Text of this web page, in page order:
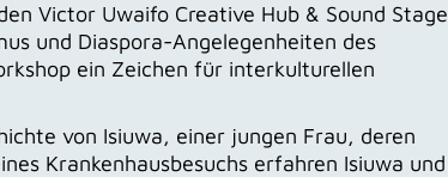
Victor Uwaifo Creative Hub & Sound Stage
und Diaspora-Angelegenheiten des
ein Zeichen für interkulturellen
von Isiuwa, einer jungen Frau, deren
Krankenhausbesuchs erfahren Isiuwa und